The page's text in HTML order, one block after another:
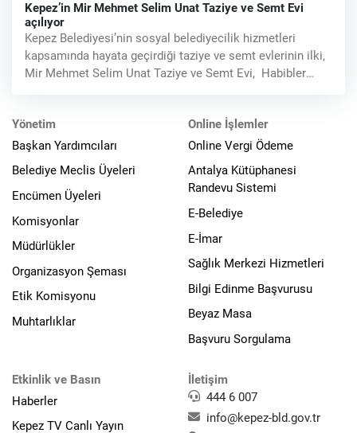
Kepez’in Mir Mehmet Selim Unat Taziye ve Semt Evi
açılıyor
Kepez Belediyesi’nin sosyal belediyecilik hizmetleri
kapsamında hayata geçirdiği taziye ve semt evlerinin ilki,
Mir Mehmet Selim Unat Taziye ve Semt Evi, Habibler
Yönetim
Başkan Yardımcıları
Belediye Meclis Üyeleri
Encümen Üyeleri
Komisyonlar
Müdürlükler
Organizasyon Şeması
Etik Komisyonu
Muhtarlıklar
Online İşlemler
Online Vergi Ödeme
Antalya Kütüphanesi
Randevu Sistemi
E-Belediye
E-İmar
Sağlık Merkezi Hizmetleri
Bilgi Edinme Başvurusu
Beyaz Masa
Başvuru Sorgulama
Etkinlik ve Basın
Haberler
Kepez TV Canlı Yayın
İletişim
444 6 007
info@kepez-bld.gov.tr